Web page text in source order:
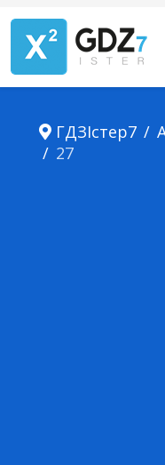
ГДЗІстер7
27